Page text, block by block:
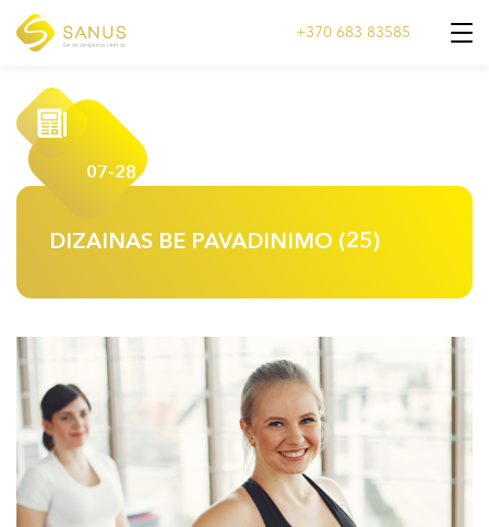
+370 683 83585
DIZAINAS BE PAVADINIMO (25)
07-28